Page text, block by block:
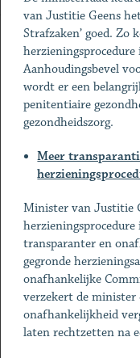
van Justitie Geens
Strafzaken’ goed. Zo
Aanhoudingsbevel
wordt er een
penitentiaire
gezondheidszorg.
Meer
Minister van Justitie
transparanter en
gegronde
onafhankelijke
verzekert de minister
onafhankelijkheid
laten rechtzetten na